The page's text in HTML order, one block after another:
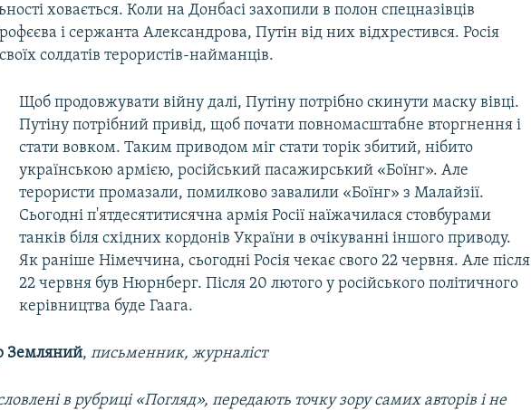
ховається. Коли на Донбасі захопили в полон спецназівців
і сержанта Александрова, Путін від них відхрестився. Росія
солдатів терористів-найманців.
Щоб продовжувати війну далі, Путіну потрібно скинути маску вівці.
Путіну потрібний привід, щоб почати повномасштабне вторгнення і
стати вовком. Таким приводом міг стати торік збитий, нібито
українською армією, російський пасажирський «Боїнг». Але
терористи промазали, помилково завалили «Боїнг» з Малайзії.
Сьогодні п'ятдесятитисячна армія Росії наїжачилася стовбурами
танків біля східних кордонів України в очікуванні іншого приводу.
Як раніше Німеччина, сьогодні Росія чекає свого 22 червня. Але після
22 червня був Нюрнберг. Після 20 лютого у російського політичного
керівництва буде Гаага.
Земляний,письменник, журналіст
в рубриці «Погляд», передають точку зору самих авторів і не